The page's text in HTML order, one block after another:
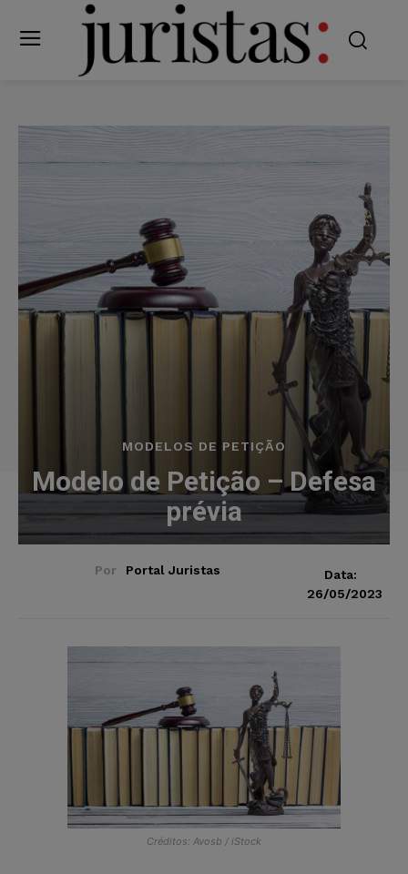
MODELOS DE PETIÇÃO
Modelo de Petição – Defesa
prévia
Por Portal Juristas
Data:
26/05/2023
Créditos: Avosb / iStock